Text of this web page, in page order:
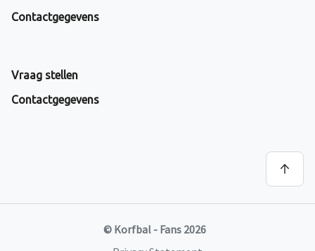
Contactgegevens
Vraag stellen
Contactgegevens
© Korfbal - Fans 2026